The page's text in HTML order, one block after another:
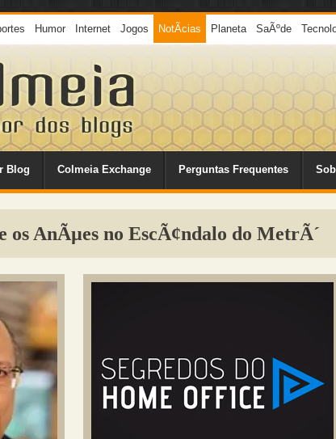
Humor Internet Jogos NotÃ­cias Planeta SaÃºde
Blog Colmeia Exchange Perguntas Frequentes
os AnÃµes no EscÃ¢ndalo do MetrÃ´